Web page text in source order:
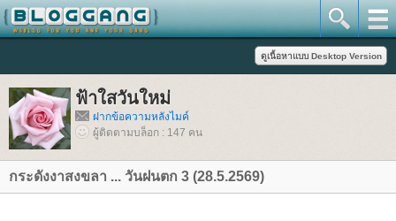
ฟ้าใสวันใหม่
ฝากข้อความหลังไมค์
ผู้ติดตามบล็อก : 147 คน
กระดังงาสงขลา ... วันฝนตก 3 (28.5.2569)